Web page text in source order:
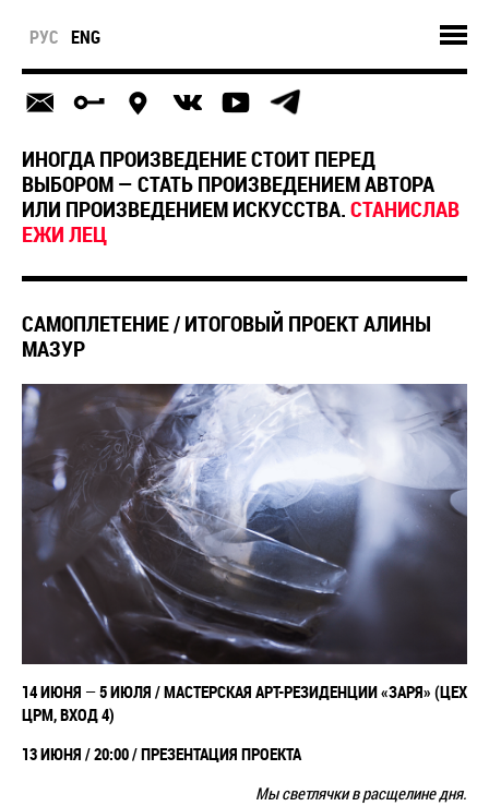
РУС ENG
ИНОГДА ПРОИЗВЕДЕНИЕ СТОИТ ПЕРЕД
ВЫБОРОМ — СТАТЬ ПРОИЗВЕДЕНИЕМ АВТОРА
ИЛИ ПРОИЗВЕДЕНИЕМ ИСКУССТВА.СТАНИСЛАВ
ЕЖИ ЛЕЦ
САМОПЛЕТЕНИЕ / ИТОГОВЫЙ ПРОЕКТ АЛИНЫ
МАЗУР
14 ИЮНЯ —5 ИЮЛЯ /МАСТЕРСКАЯ АРТ-РЕЗИДЕНЦИИ «ЗАРЯ» (ЦЕХ
ЦРМ, ВХОД 4)
13 ИЮНЯ / 20:00 / ПРЕЗЕНТАЦИЯ ПРОЕКТА
Мы светлячки в расщелине дня.